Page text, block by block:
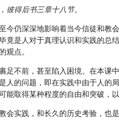
彼得后书三章十八节。
仍深深地影响着当今信徒和教
是人对于真理认识和实践的总
观点。
不前，甚至陷入困境。在本课
的问题，即在实践中由于人的
取得某种程度的自由和突破，
会实践，和长久的历史考验，也